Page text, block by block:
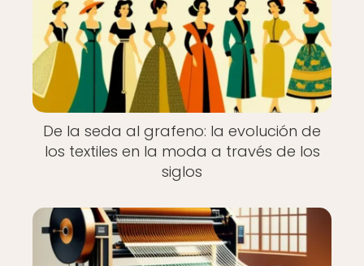
De la seda al grafeno: la evolución de
los textiles en la moda a través de los
siglos